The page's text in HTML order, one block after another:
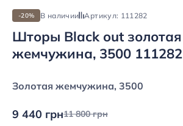
-20% В наличии Артикул: 111282
Шторы Black out золотая
жемчужина, 3500 111282
Золотая жемчужина, 3500
9 440 грн11 800 грн